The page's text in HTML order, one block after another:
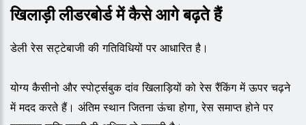
खिलाड़ी लीडरबोर्ड में कैसे आगे बढ़ते हैं
डेली रेस सट्टेबाजी की गतिविधियों पर आधारित है।
योग्य कैसीनो और स्पोर्ट्सबुक दांव खिलाड़ियों को रेस रैंकिंग में ऊपर चढ़ने
में मदद करते हैं। अंतिम स्थान जितना ऊंचा होगा, रेस समाप्त होने पर